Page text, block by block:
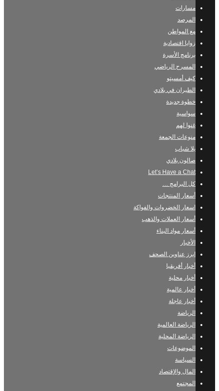
مسارات
المرصد
مع المواطن
زوايا اقتصادية
برنامج الأسرة
المسرح الرياضي
كيف أمسيتو
الطيران في بلادي
خطوة جديدة
سواسية
غنوا لهم
منوعات الجمعة
يلا شباب
صالون بلادي
Let’s Have a Chat
كل البرامج …
أسعار المنتجات
اسعار الخضروات والفواكة
أسعار العملات والذهب
أسعار مواد البناء
الأخبار
ابرز عناوين الصحف
أخبار أفريقيا
أخبار محلية
أخبار عالمية
أخبار عاجلة
الرياضة
الرياضة العالمية
الرياضة المحلية
الموضوعات
السياسة
المال والإقتصاد
المجتمع